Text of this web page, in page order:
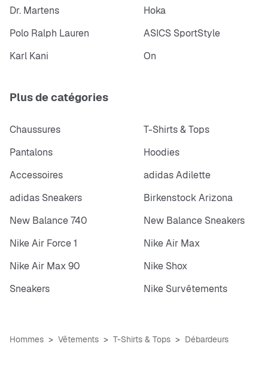
Dr. Martens
Hoka
Polo Ralph Lauren
ASICS SportStyle
Karl Kani
On
Plus de catégories
Chaussures
T-Shirts & Tops
Pantalons
Hoodies
Accessoires
adidas Adilette
adidas Sneakers
Birkenstock Arizona
New Balance 740
New Balance Sneakers
Nike Air Force 1
Nike Air Max
Nike Air Max 90
Nike Shox
Sneakers
Nike Survêtements
Hommes Vêtements T-Shirts & Tops Débardeurs